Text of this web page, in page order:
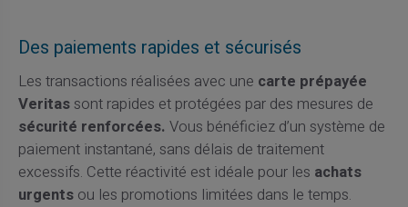
Des paiements rapides et sécurisés
Les transactions réalisées avec une carte prépayée
Veritassont rapides et protégées par des mesures de
sécurité renforcées. Vous bénéficiez d’un système de
paiement instantané, sans délais de traitement
excessifs. Cette réactivité est idéale pour les achats
urgentsou les promotions limitées dans le temps.